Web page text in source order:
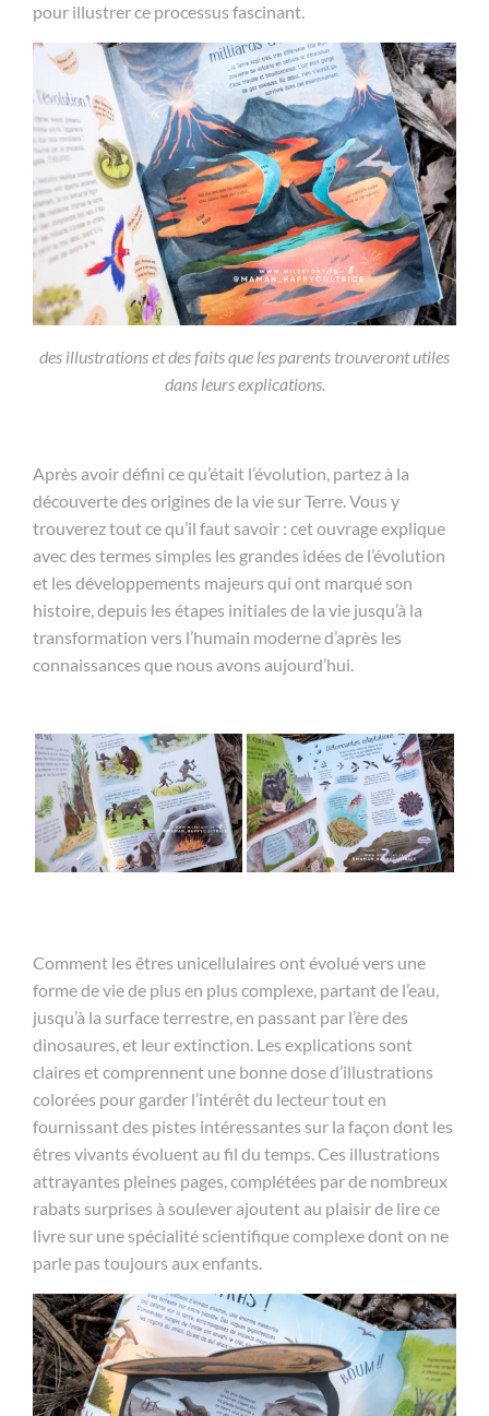
pour illustrer ce processus fascinant.
des illustrations et des faits que les parents trouveront utiles
dans leurs explications.
Après avoir défini ce qu’était l’évolution, partez à la
découverte des origines de la vie sur Terre. Vous y
trouverez tout ce qu’il faut savoir : cet ouvrage explique
avec des termes simples les grandes idées de l’évolution
et les développements majeurs qui ont marqué son
histoire, depuis les étapes initiales de la vie jusqu’à la
transformation vers l’humain moderne d’après les
connaissances que nous avons aujourd’hui.
Comment les êtres unicellulaires ont évolué vers une
forme de vie de plus en plus complexe, partant de l’eau,
jusqu’à la surface terrestre, en passant par l’ère des
dinosaures, et leur extinction. Les explications sont
claires et comprennent une bonne dose d’illustrations
colorées pour garder l’intérêt du lecteur tout en
fournissant des pistes intéressantes sur la façon dont les
êtres vivants évoluent au fil du temps. Ces illustrations
attrayantes pleines pages, complétées par de nombreux
rabats surprises à soulever ajoutent au plaisir de lire ce
livre sur une spécialité scientifique complexe dont on ne
parle pas toujours aux enfants.